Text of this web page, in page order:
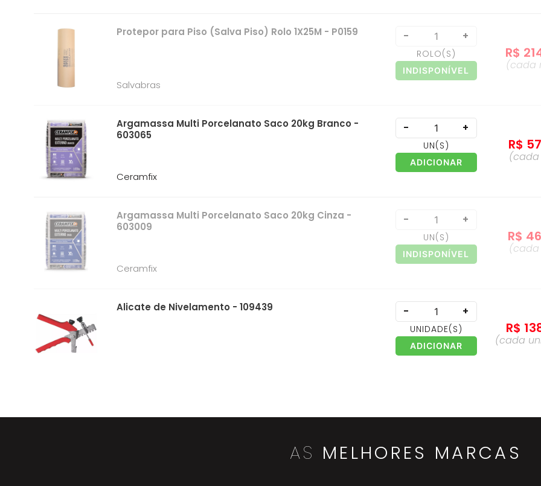
Protepor para Piso (Salva Piso) Rolo 1X25M - P0159
Salvabras
- +
ROLO(S)
INDISPONÍVEL
R$
(cada
Argamassa Multi Porcelanato Saco 20kg Branco -
603065
Ceramfix
- +
UN(S)
ADICIONAR
R$ 57
(cada
Argamassa Multi Porcelanato Saco 20kg Cinza -
603009
Ceramfix
- +
UN(S)
INDISPONÍVEL
R$ 46
(cada
Alicate de Nivelamento - 109439 - +
UNIDADE(S)
ADICIONAR
R$
(cada
SACO(S) R$20
AS MELHORES MARCAS